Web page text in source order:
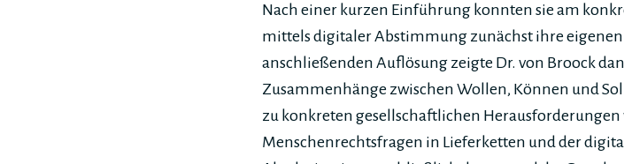
Nach einer kurzen Einführung konnten sie am
mittels digitaler Abstimmung zunächst ihre
anschließenden Auflösung zeigte Dr. von Broock
Zusammenhänge zwischen Wollen, Können und
zu konkreten gesellschaftlichen
Menschenrechtsfragen in Lieferketten und der